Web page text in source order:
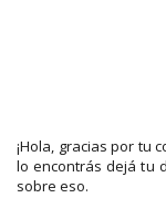
¡Hola, gracias por tu
lo encontrás dejá tu
sobre eso.